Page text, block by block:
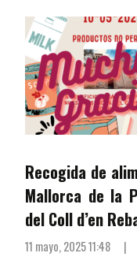
Recogida de
Mallorca de la
del Coll d’en
11 mayo, 2025 11:48 |